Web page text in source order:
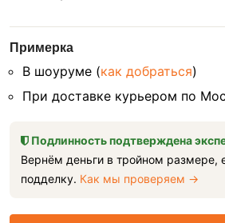
Примерка
В шоуруме (как добраться)
При доставке курьером по
Подлинность подтверждена
Вернём деньги в тройном размере,
подделку. Как мы проверяем →